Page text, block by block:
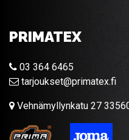
PRIMATEX
03 364 6465
tarjoukset@primatex.fi
Vehnämyllynkatu 27